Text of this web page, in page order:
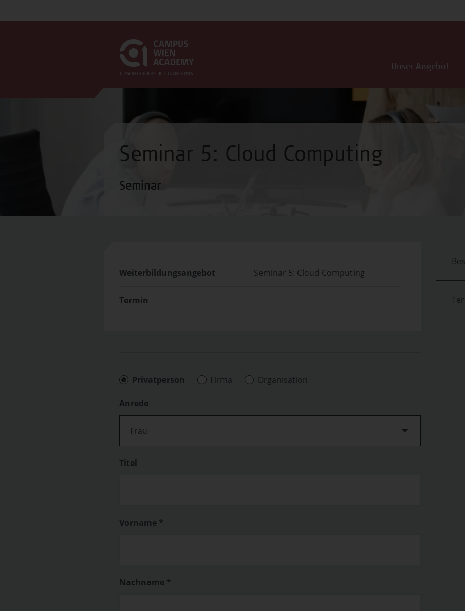
Unser Angebot
Seminar 5: Cloud Computing
Seminar
Weiterbildungsangebot Seminar 5: Cloud Computing
Termin
Privatperson Firma Organisation
Anrede
Frau
Titel
Vorname *
Nachname *